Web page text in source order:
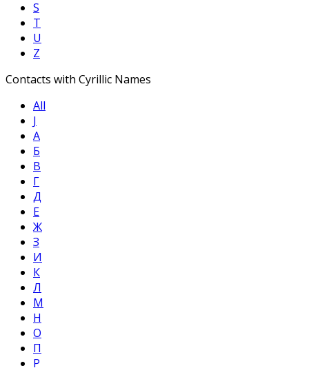
S
T
U
Z
Contacts with Cyrillic Names
All
Ј
А
Б
В
Г
Д
Е
Ж
З
И
К
Л
М
Н
О
П
Р